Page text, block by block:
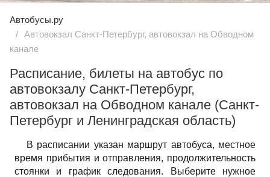
Автобусы.ру
Автовокзал Санкт-Петербург, автовокзал на Обводном
канале
Расписание, билеты на автобус по
автовокзалу Санкт-Петербург,
автовокзал на Обводном канале (Санкт-
Петербург и Ленинградская область)
В расписании указан маршрут автобуса, местное
время прибытия и отправления, продолжительность
стоянки и график следования. Выберите нужное